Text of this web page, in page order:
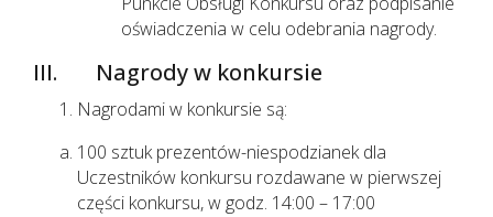
oświadczenia w celu odebrania nagrody.
III. Nagrody w konkursie
Nagrodami w konkursie są:
100 sztuk prezentów-niespodzianek dla
Uczestników konkursu rozdawane w pierwszej
części konkursu, w godz. 14:00 – 17:00